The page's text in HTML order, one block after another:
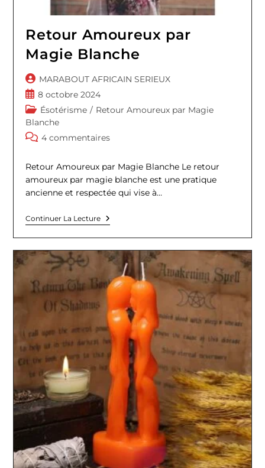
Retour Amoureux par
Magie Blanche
Auteur/autrice
de
la
publication :
MARABOUT AFRICAIN SERIEUX
Publication
publiée :
8 octobre 2024
Post
category:
Ésotérisme / Retour Amoureux par Magie
Blanche
Commentaires
la
4 commentaires
Retour Amoureux par Magie Blanche Le retour
amoureux par magie blanche est une pratique
ancienne et respectée qui vise à…
Continuer La LectureRetour
Amoureux
Par
Blanche